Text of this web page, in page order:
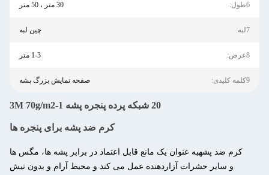
6طول: 30 متر ، 50 متر
7لبه: چین لبه
8عرض: 1-3 متر
9کلمه کلیدی: صفحه نمایش بزرگ پشه
20 شبكه پرده پنجره پشه 1-3M 70g/m2
کرم ضد پشه برای پنجره ها
کرم ضد پشهبه عنوان یک مانع قابل اعتماد در برابر پشه ها، مگس ها
و سایر حشرات آزاردهنده عمل می کند و محیط آرام و بدون نیش